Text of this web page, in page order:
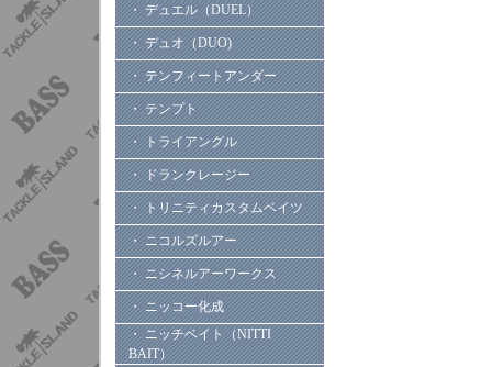
・ デュエル（DUEL）
・ デュオ（DUO)
・ テンフィートアンダー
・ テンプト
・ トライアングル
・ ドランクレージー
・ トリニティカスタムベイツ
・ ニコルズルアー
・ ニシネルアーワークス
・ ニッコー化成
・ ニッチベイト（NITTI
BAIT）